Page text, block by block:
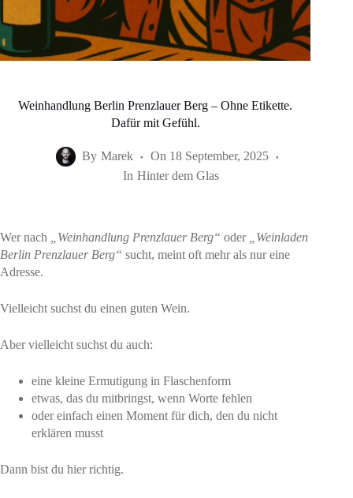
Weinhandlung Berlin Prenzlauer Berg – Ohne Etikette.
Dafür mit Gefühl.
By Marek On 18 September, 2025
In Hinter dem Glas
Wer nach „Weinhandlung Prenzlauer Berg“ oder
„Weinladen
Berlin Prenzlauer Berg“ sucht, meint oft mehr als nur eine
Adresse.
Vielleicht suchst du einen guten Wein.
Aber vielleicht suchst du auch:
eine kleine Ermutigung in Flaschenform
etwas, das du mitbringst, wenn Worte fehlen
oder einfach einen Moment für dich, den du nicht
erklären musst
Dann bist du hier richtig.